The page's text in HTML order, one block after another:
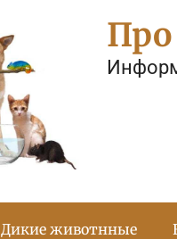
Дикие животнные